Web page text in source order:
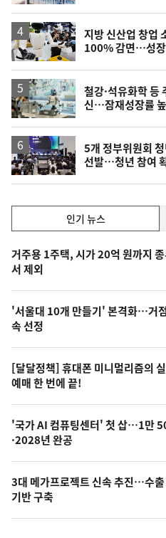
지방 신산업 창업
100% 감면…성장
철강·석유화학 등
신…잠재성장률
5개 정부위원회
선발…청년 참여
기,
최
신,
오
늘
의
영
상
오
의
사
진
인기 뉴스
기
뉴
스
거주용 1주택, 시가 20억 원까지
서 제외
'서울대 10개 만들기' 본격화…거
속 선정
[달달정책] 휴대폰 미니멀리즘의
예매 한 번에 끝!
'국가 AI 컴퓨팅센터' 첫 삽…1만
·2028년 완공
3대 메가프로젝트 신속 추진…수출
기반 구축